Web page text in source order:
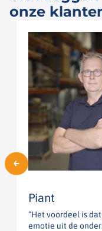
onze
Piant
“Het voordeel is
emotie uit de